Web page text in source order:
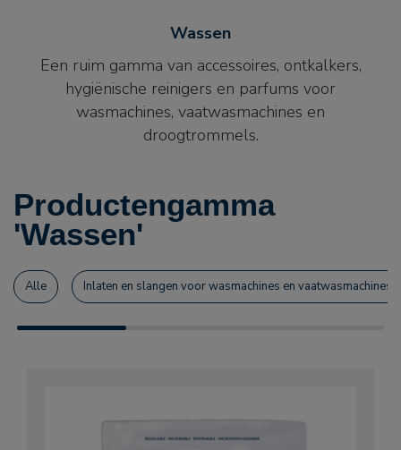
Wassen
Een ruim gamma van accessoires, ontkalkers,
hygiënische reinigers en parfums voor
wasmachines, vaatwasmachines en
droogtrommels.
Productengamma
'Wassen'
Alle Inlaten en slangen voor wasmachines en vaatwasmachines